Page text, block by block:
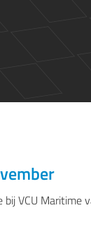
EN
VCU Maritime